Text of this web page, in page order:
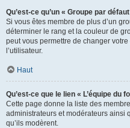
Qu’est-ce qu’un « Groupe par
Si vous êtes membre de plus d’un
déterminer le rang et la couleur de
peut vous permettre de changer
l’utilisateur.
Haut
Qu’est-ce que le lien « L’équipe du
Cette page donne la liste des
administrateurs et modérateurs ainsi
qu’ils modèrent.